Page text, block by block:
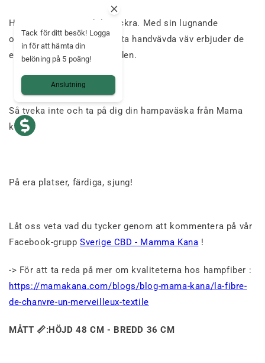
Hampatyger är särskilt vackra. Med sin lugnande
organiska färg och distinkta handvävda väv erbjuder de
en verklig återgång till jorden.
Så tveka inte och ta på dig din hampaväska från Mama
kana.
På era platser, färdiga, sjung!
Låt oss veta vad du tycker genom att kommentera på vår
Facebook-grupp Sverige CBD - Mamma Kana !
-> För att ta reda på mer om kvaliteterna hos hampfiber :
https://mamakana.com/blogs/blog-mama-kana/la-fibre-
de-chanvre-un-merveilleux-textile
MÅTT 📏:HÖJD 48 CM - BREDD 36 CM
Tack för ditt besök! Logga
in för att hämta din
belöning på 5 poäng!
Anslutning